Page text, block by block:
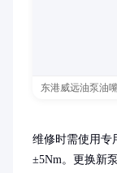
东港威远油泵油
维修时需使用专
±5Nm。更换新